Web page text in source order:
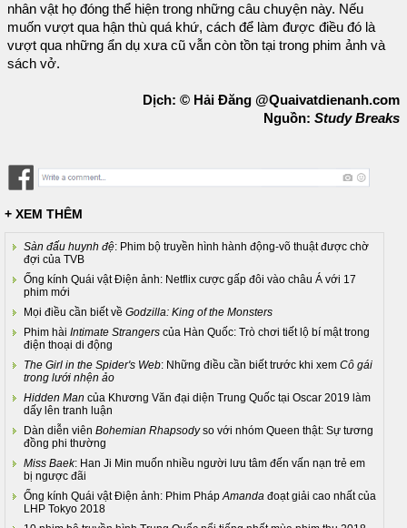
nhân vật họ đóng thể hiện trong những câu chuyện này. Nếu
muốn vượt qua hận thù quá khứ, cách để làm được điều đó là
vượt qua những ẩn dụ xưa cũ vẫn còn tồn tại trong phim ảnh và
sách vở.
Dịch: © Hải Đăng @Quaivatdienanh.com
Nguồn: Study Breaks
+ XEM THÊM
Sàn đấu huynh đệ: Phim bộ truyền hình hành động-võ thuật được chờ
đợi của TVB
Ống kính Quái vật Điện ảnh: Netflix cược gấp đôi vào châu Á với 17
phim mới
Mọi điều cần biết về Godzilla: King of the Monsters
Phim hài Intimate Strangers của Hàn Quốc: Trò chơi tiết lộ bí mật trong
điện thoại di động
The Girl in the Spider's Web: Những điều cần biết trước khi xem Cô gái
trong lưới nhện ảo
Hidden Man của Khương Văn đại diện Trung Quốc tại Oscar 2019 làm
dấy lên tranh luận
Dàn diễn viên Bohemian Rhapsodyso với nhóm Queen thật: Sự tương
đồng phi thường
Miss Baek: Han Ji Min muốn nhiều người lưu tâm đến vấn nạn trẻ em
bị ngược đãi
Ống kính Quái vật Điện ảnh: Phim PhápAmanda đoạt giải cao nhất của
LHP Tokyo 2018